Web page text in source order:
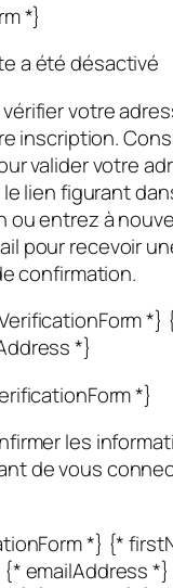
*}
a été désactivé
votre
inscription.
valider votre
lien figurant
ou entrez à
pour recevoir
confirmation.
*}
*}
*}
les
de vous
*} {*
emailAddress